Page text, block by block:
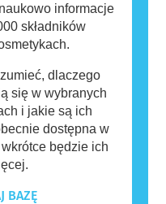
informacje
składników
dlaczego
się w wybranych
i jakie są ich
dostępna w
będzie ich
BAZĘ